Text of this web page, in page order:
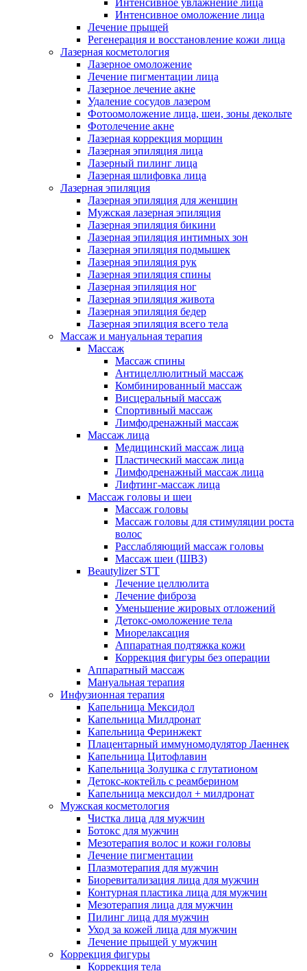
Интенсивное увлажнение лица
Интенсивное омоложение лица
Лечение прыщей
Регенерация и восстановление кожи лица
Лазерная косметология
Лазерное омоложение
Лечение пигментации лица
Лазерное лечение акне
Удаление сосудов лазером
Фотоомоложение лица, шеи, зоны декольте
Фотолечение акне
Лазерная коррекция морщин
Лазерная эпиляция лица
Лазерный пилинг лица
Лазерная шлифовка лица
Лазерная эпиляция
Лазерная эпиляция для женщин
Мужская лазерная эпиляция
Лазерная эпиляция бикини
Лазерная эпиляция интимных зон
Лазерная эпиляция подмышек
Лазерная эпиляция рук
Лазерная эпиляция спины
Лазерная эпиляция ног
Лазерная эпиляция живота
Лазерная эпиляция бедер
Лазерная эпиляция всего тела
Массаж и мануальная терапия
Массаж
Массаж спины
Антицеллюлитный массаж
Комбинированный массаж
Висцеральный массаж
Спортивный массаж
Лимфодренажный массаж
Массаж лица
Медицинский массаж лица
Пластический массаж лица
Лимфодренажный массаж лица
Лифтинг-массаж лица
Массаж головы и шеи
Массаж головы
Массаж головы для стимуляции роста
волос
Расслабляющий массаж головы
Массаж шеи (ШВЗ)
Beautylizer STT
Лечение целлюлита
Лечение фиброза
Уменьшение жировых отложений
Детокс-омоложение тела
Миорелаксация
Аппаратная подтяжка кожи
Коррекция фигуры без операции
Аппаратный массаж
Мануальная терапия
Инфузионная терапия
Капельница Мексидол
Капельница Милдронат
Капельница Феринжект
Плацентарный иммуномодулятор Лаеннек
Капельница Цитофлавин
Капельница Золушка с глутатионом
Детокс-коктейль с реамберином
Капельница мексидол + милдронат
Мужская косметология
Чистка лица для мужчин
Ботокс для мужчин
Мезотерапия волос и кожи головы
Лечение пигментации
Плазмотерапия для мужчин
Биоревитализация лица для мужчин
Контурная пластика лица для мужчин
Мезотерапия лица для мужчин
Пилинг лица для мужчин
Уход за кожей лица для мужчин
Лечение прыщей у мужчин
Коррекция фигуры
Коррекция тела